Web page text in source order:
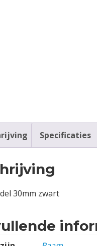
Specificaties
30mm zwart